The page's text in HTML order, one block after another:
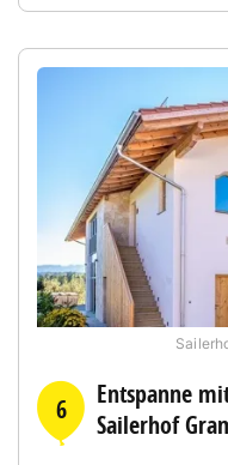
6
Entspanne
Sailerhof